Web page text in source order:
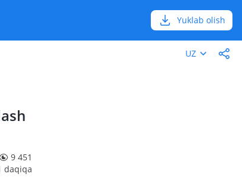
Yuklab olish
UZ
9 451
daqiqa